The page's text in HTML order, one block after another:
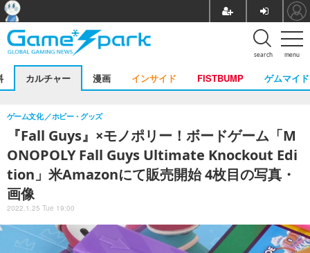
menu
search
カルチャー 漫画 インサイド FISTBUMP ゲムマイド
『Fall Guys』×モノポリー！ボードゲーム「M
ONOPOLY Fall Guys Ultimate Knockout Edi
tion」米Amazonにて販売開始 4枚目の写真・
画像
ゲーム文化 ホビー・グッズ
2022.1.25 Tue 19:00